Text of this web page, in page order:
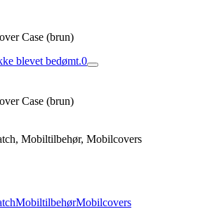
Case (brun)
blevet bedømt.0
Case (brun)
Mobiltilbehør, Mobilcovers
MobiltilbehørMobilcovers